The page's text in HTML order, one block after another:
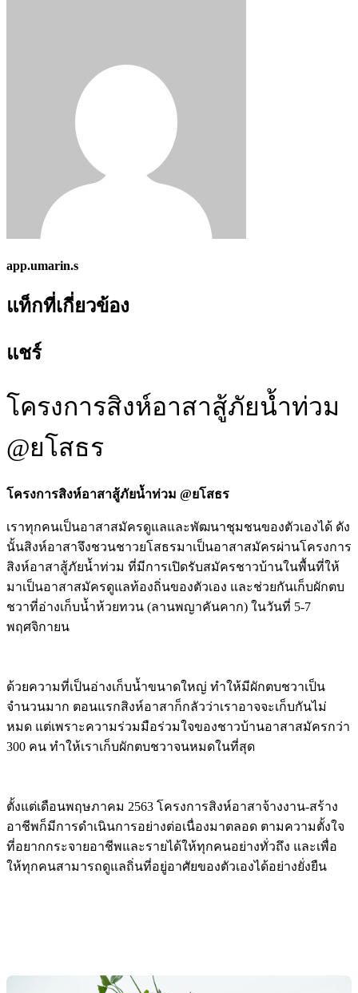
app.umarin.s
แท็กที่เกี่ยวข้อง
แชร์
โครงการสิงห์อาสาสู้ภัยน้ำท่วม
@ยโสธร
โครงการสิงห์อาสาสู้ภัยน้ำท่วม @ยโสธร
เราทุกคนเป็นอาสาสมัครดูแลและพัฒนาชุมชนของตัวเองได้ ดัง
นั้นสิงห์อาสาจึงชวนชาวยโสธรมาเป็นอาสาสมัครผ่านโครงการ
สิงห์อาสาสู้ภัยน้ำท่วม ที่มีการเปิดรับสมัครชาวบ้านในพื้นที่ให้
มาเป็นอาสาสมัครดูแลท้องถิ่นของตัวเอง และช่วยกันเก็บผักตบ
ชวาที่อ่างเก็บน้ำห้วยทวน (ลานพญาคันคาก) ในวันที่ 5-7
พฤศจิกายน
ด้วยความที่เป็นอ่างเก็บน้ำขนาดใหญ่ ทำให้มีผักตบชวาเป็น
จำนวนมาก ตอนแรกสิงห์อาสาก็กลัวว่าเราอาจจะเก็บกันไม่
หมด แต่เพราะความร่วมมือร่วมใจของชาวบ้านอาสาสมัครกว่า
300 คน ทำให้เราเก็บผักตบชวาจนหมดในที่สุด
ตั้งแต่เดือนพฤษภาคม 2563 โครงการสิงห์อาสาจ้างงาน-สร้าง
อาชีพก็มีการดำเนินการอย่างต่อเนื่องมาตลอด ตามความตั้งใจ
ที่อยากกระจายอาชีพและรายได้ให้ทุกคนอย่างทั่วถึง และเพื่อ
ให้ทุกคนสามารถดูแลถิ่นที่อยู่อาศัยของตัวเองได้อย่างยั่งยืน